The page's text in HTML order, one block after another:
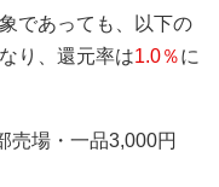
であっても、以下の
り、還元率は1.0％に
売場・一品3,000円